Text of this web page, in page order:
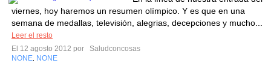
viernes, hoy haremos un resumen olímpico. Y es que en una
semana de medallas, televisión, alegrias, decepciones y mucho...
Leer el resto
El 12 agosto 2012 por
Saludconcosas
NONE NONE